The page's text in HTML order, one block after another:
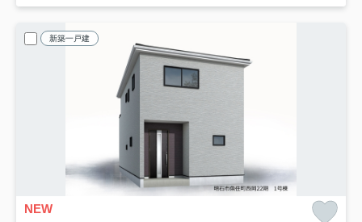
新築一戸建
NEW